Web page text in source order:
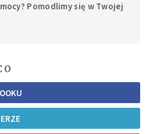
Pomodlimy się w Twojej